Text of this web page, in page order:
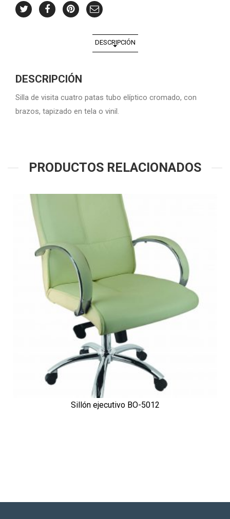
DESCRIPCIÓN
DESCRIPCIÓN
Silla de visita cuatro patas tubo elíptico cromado, con
brazos, tapizado en tela o vinil.
PRODUCTOS RELACIONADOS
Sillón ejecutivo BO-5012